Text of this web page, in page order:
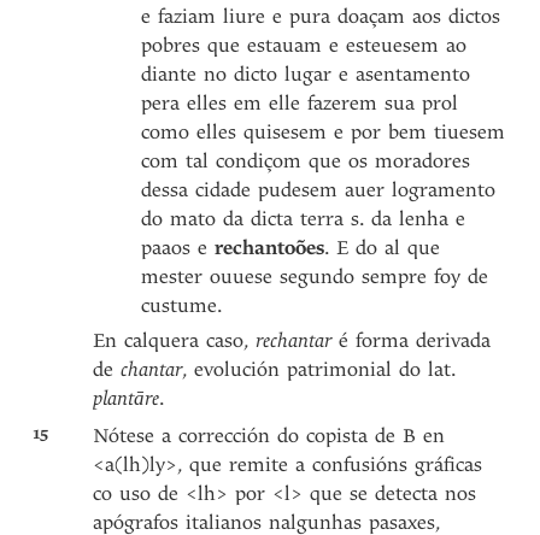
e faziam liure e pura doaçam aos dictos
pobres que estauam e esteuesem ao
diante no dicto lugar e asentamento
pera elles em elle fazerem sua prol
como elles quisesem e por bem tiuesem
com tal condiçom que os moradores
dessa cidade pudesem auer logramento
do mato da dicta terra s. da lenha e
paaos erechantoões. E do al que
mester ouuese segundo sempre foy de
custume.
En calquera caso,rechantaré forma derivada
dechantar, evolución patrimonial do lat.
plantāre.
15
Nótese a corrección do copista de B en
<a(lh)ly>, que remite a confusións gráficas
co uso de <lh> por <l> que se detecta nos
apógrafos italianos nalgunhas pasaxes,